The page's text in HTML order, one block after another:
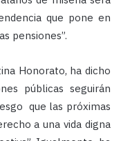
que pone en
pensiones”.
Honorato, ha dicho
públicas seguirán
que las próximas
a una vida digna